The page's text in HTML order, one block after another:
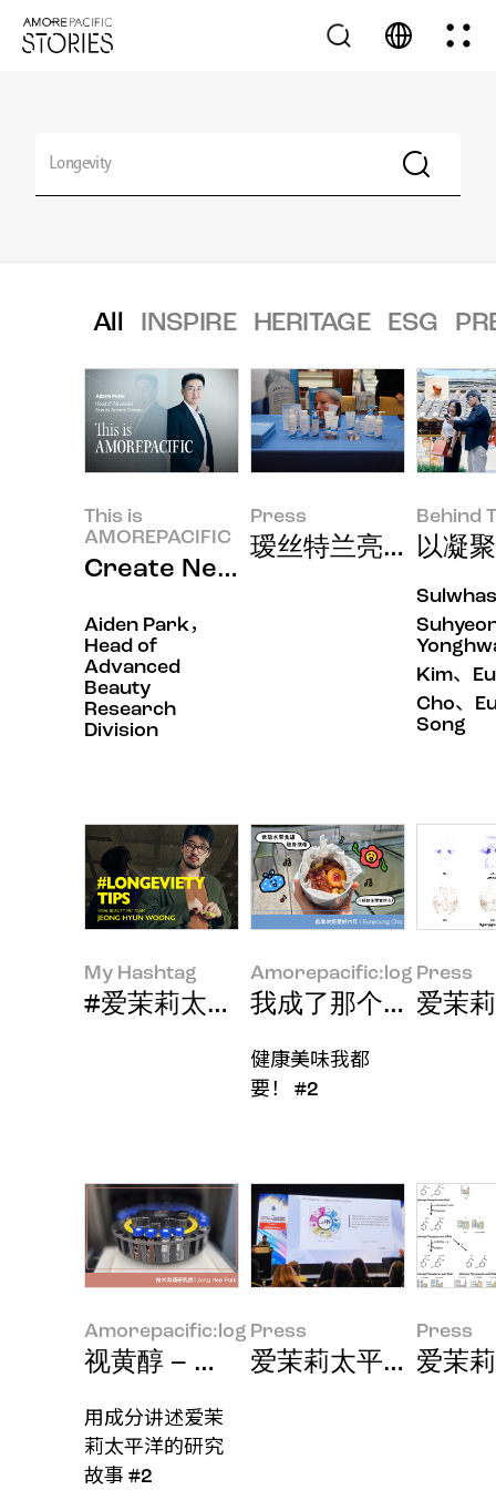
All INSPIRE HERITAGE ESG
This is
AMOREPACIFIC
Create New Beauty，用美容科
Aiden Park，
Head of
Advanced
Beauty
Research
Division
Press
瑷丝特兰亮相国际
Behind
以凝
Kim、
Cho、
Song
My Hashtag
#爱茉莉太平洋口服美容品牌
Amorepacific:log
我成了那个在包里
健康美味我都
要！ #2
Press
爱茉
Amorepacific:log
视黄醇 – 为了让成分完美传递至肌
用成分讲述爱茉
莉太平洋的研究
故事 #2
Press
爱茉莉太平洋亮相
Press
爱茉